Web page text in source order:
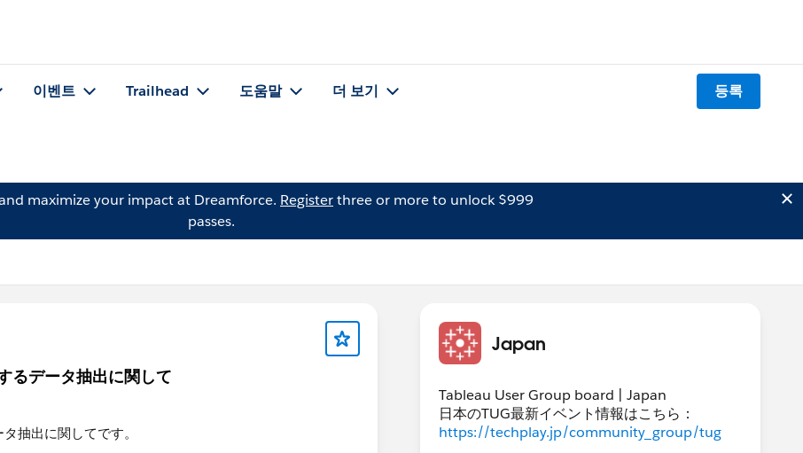
이벤트 Trailhead 도움말 더 보기 등록
maximize your impact at Dreamforce. Registerthree or more to unlock $999
passes.
るデータ抽出に関して
抽出に関してです。
Japan
Tableau User Group board | Japan
日本のTUG最新イベント情報はこちら：
https://techplay.jp/community_group/tug